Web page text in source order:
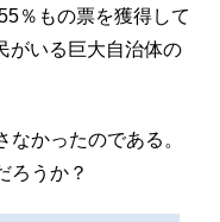
％もの票を獲得して
がいる巨大自治体の
かったのである。
ろうか？